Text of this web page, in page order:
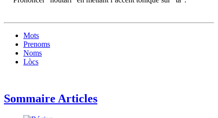
Mots
Prenoms
Noms
Lòcs
Sommaire Articles